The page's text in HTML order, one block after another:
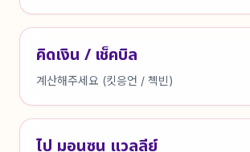
คิดเงิน / เช็คบิล
계산해주세요 (킷응언 / 첵빈)
ไป มอนซูน แวลลีย์